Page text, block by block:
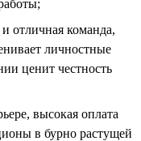
отличная команда,
личностные
ценит честность
высокая оплата
в бурно растущей